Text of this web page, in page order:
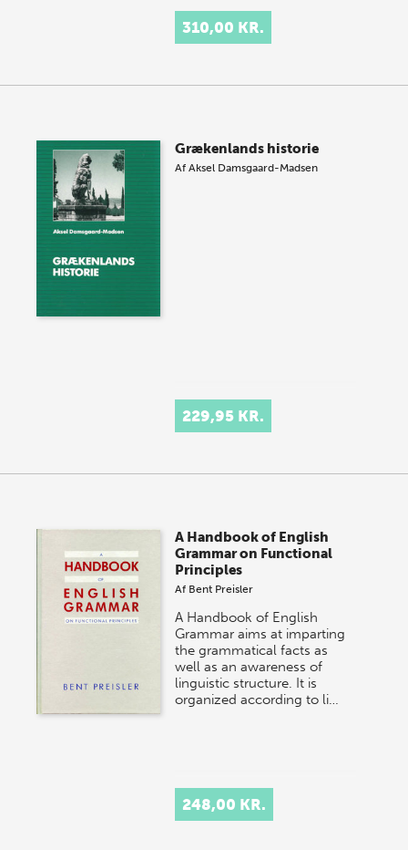
310,00 KR.
Grækenlands historie
AfAksel Damsgaard-Madsen
229,95 KR.
A Handbook of English
Grammar on Functional
Principles
Af Bent Preisler
A Handbook of English
Grammar aims at imparting
the grammatical facts as
well as an awareness of
linguistic structure. It is
organized according to li…
248,00 KR.